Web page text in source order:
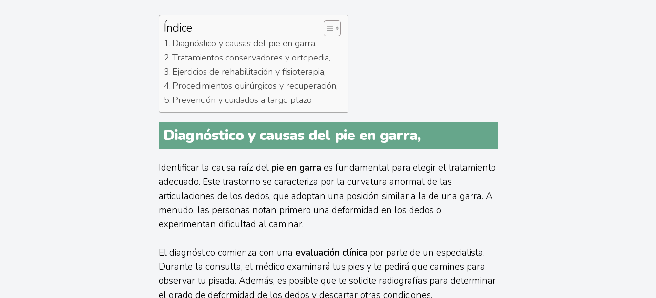
Índice
Diagnóstico y causas del pie en garra,
Tratamientos conservadores y ortopedia,
Ejercicios de rehabilitación y fisioterapia,
Procedimientos quirúrgicos y recuperación,
Prevención y cuidados a largo plazo
Diagnóstico y causas del pie en garra,
Identificar la causa raíz del pie en garra es fundamental para elegir el tratamiento
adecuado. Este trastorno se caracteriza por la curvatura anormal de las
articulaciones de los dedos, que adoptan una posición similar a la de una garra. A
menudo, las personas notan primero una deformidad en los dedos o
experimentan dificultad al caminar.
El diagnóstico comienza con una evaluación clínica por parte de un especialista.
Durante la consulta, el médico examinará tus pies y te pedirá que camines para
observar tu pisada. Además, es posible que te solicite radiografías para determinar
el grado de deformidad de los dedos y descartar otras condiciones.